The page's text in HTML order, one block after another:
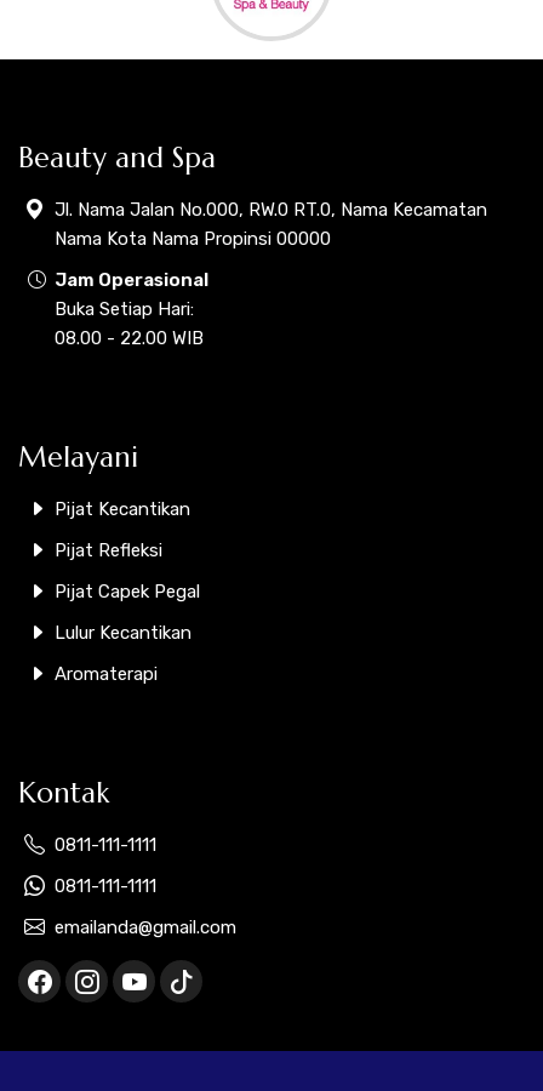
Beauty and Spa
Jl. Nama Jalan No.000, RW.0 RT.0, Nama Kecamatan
Nama Kota Nama Propinsi 00000
Jam Operasional
Buka Setiap Hari:
08.00 - 22.00 WIB
Melayani
Pijat Kecantikan
Pijat Refleksi
Pijat Capek Pegal
Lulur Kecantikan
Aromaterapi
Kontak
0811-111-1111
0811-111-1111
emailanda@gmail.com